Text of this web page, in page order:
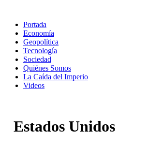
Portada
Economía
Geopolítica
Tecnología
Sociedad
Quiénes Somos
La Caída del Imperio
Videos
Estados Unidos